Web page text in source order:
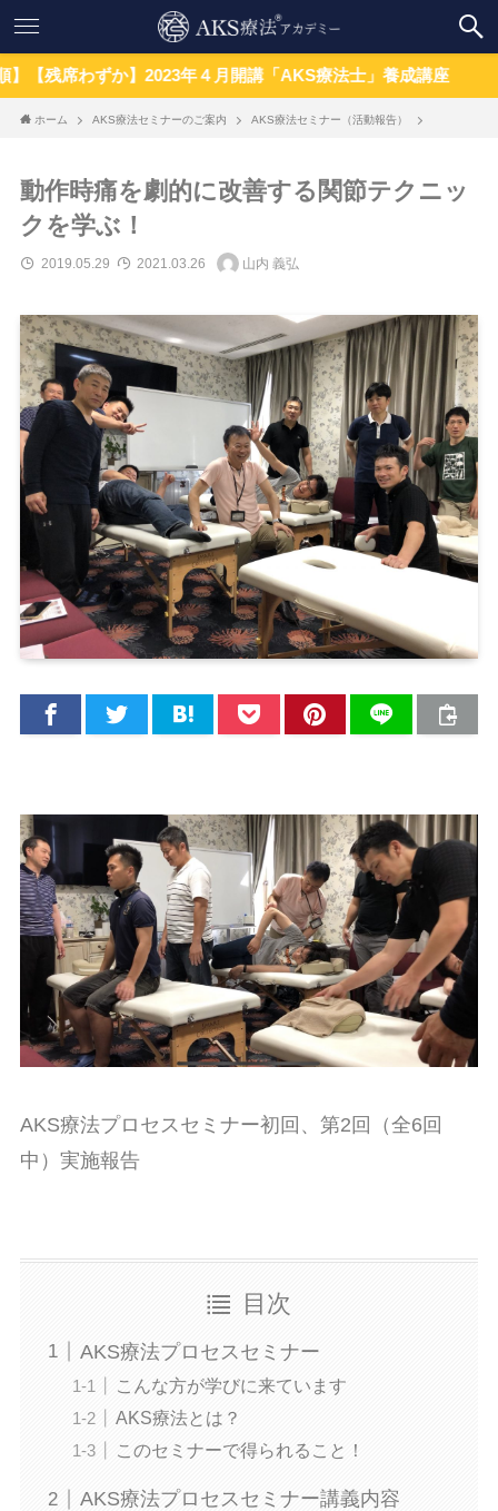
2023年４月開講「AKS療法士」養成講座
ホーム AKS療法セミナーのご案内 AKS療法セミナー（活動報告）
動作時痛を劇的に改善する関節テクニッ
クを学ぶ！
2019.05.29 2021.03.26 山内 義弘
AKS療法プロセスセミナー初回、第2回（全6回
中）実施報告
目次
AKS療法プロセスセミナー
こんな方が学びに来ています
AKS療法とは？
このセミナーで得られること！
AKS療法プロセスセミナー講義内容